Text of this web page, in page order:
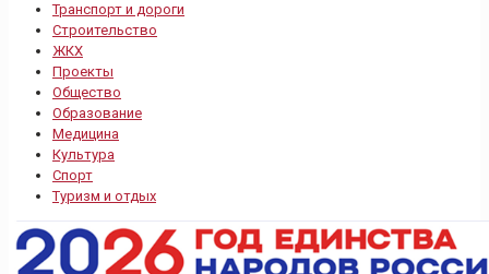
Транспорт и дороги
Строительство
ЖКХ
Проекты
Общество
Образование
Медицина
Культура
Спорт
Туризм и отдых